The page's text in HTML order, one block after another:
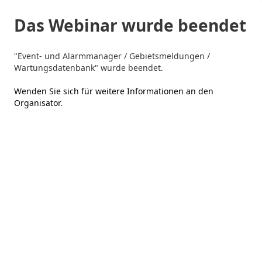
Das Webinar wurde beendet
"Event- und Alarmmanager / Gebietsmeldungen /
Wartungsdatenbank" wurde beendet.
Wenden Sie sich für weitere Informationen an den
Organisator.